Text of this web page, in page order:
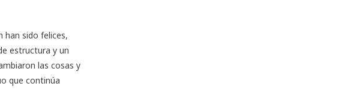
han sido felices,
estructura y un
las cosas y
que continúa